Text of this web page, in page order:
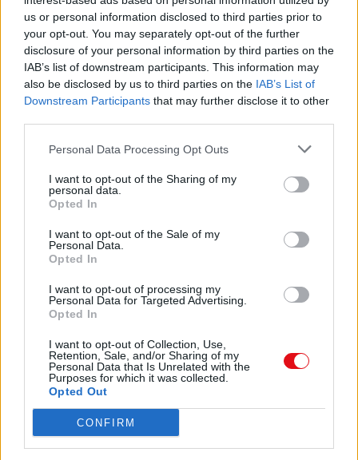
us or personal information disclosed to third parties prior to
your opt-out. You may separately opt-out of the further
disclosure of your personal information by third parties on the
IAB’s list of downstream participants. This information may
also be disclosed by us to third parties on the IAB’s List of
Downstream Participants that may further disclose it to other
Personal Data Processing Opt Outs
I want to opt-out of the Sharing of my
personal data.
Opted In
I want to opt-out of the Sale of my
Personal Data.
Opted In
I want to opt-out of processing my
Personal Data for Targeted Advertising.
Opted In
I want to opt-out of Collection, Use,
Retention, Sale, and/or Sharing of my
Personal Data that Is Unrelated with the
Purposes for which it was collected.
Opted Out
CONFIRM
Descargar
Comparte el documento
Enlace a esta página
Enlace permanente
Utilice el enlace permanente a la página de descarga del
documento para compartir su documento en Facebook,
LinkedIn.. O directamente en contacto con el correo
electrónico, Messenger, Whatsapp, Line..